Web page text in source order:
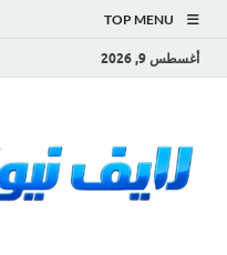
TOP MENU
أغسطس 9, 2026